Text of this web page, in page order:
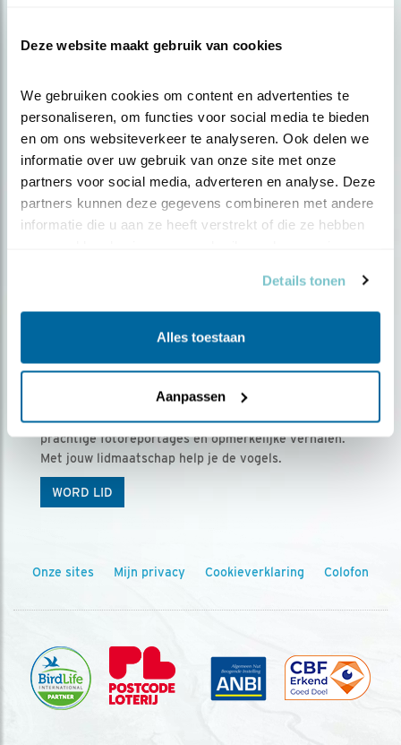
Deze website maakt gebruik van cookies
We gebruiken cookies om content en advertenties te
personaliseren, om functies voor social media te bieden
en om ons websiteverkeer te analyseren. Ook delen we
informatie over uw gebruik van onze site met onze
partners voor social media, adverteren en analyse. Deze
partners kunnen deze gegevens combineren met andere
informatie die u aan ze heeft verstrekt of die ze hebben
Details tonen
Alles toestaan
Aanpassen
Ontvang 5 x Vogels voor € 36,00 per jaar
Vogels is het tijdschrift voor onze leden, met
prachtige fotoreportages en opmerkelijke verhalen.
Met jouw lidmaatschap help je de vogels.
WORD LID
Onze sites Mijn privacy Cookieverklaring Colofon